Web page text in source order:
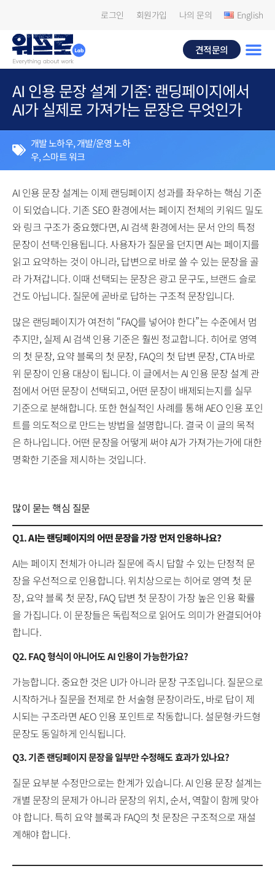
로그인 회원가입 나의 문의 English
견적문의
AI 인용 문장 설계 기준: 랜딩페이지에서
AI가 실제로 가져가는 문장은 무엇인가
개발 노하우,개발/운영 노하
우,스마트 워크
AI 인용 문장 설계는 이제 랜딩페이지 성과를 좌우하는 핵심 기준
이 되었습니다. 기존 SEO 환경에서는 페이지 전체의 키워드 밀도
와 링크 구조가 중요했다면, AI 검색 환경에서는 문서 안의 특정
문장이 선택·인용됩니다. 사용자가 질문을 던지면 AI는 페이지를
읽고 요약하는 것이 아니라, 답변으로 바로 쓸 수 있는 문장을 골
라 가져갑니다. 이때 선택되는 문장은 광고 문구도, 브랜드 슬로
건도 아닙니다. 질문에 곧바로 답하는 구조적 문장입니다.
많은 랜딩페이지가 여전히 “FAQ를 넣어야 한다”는 수준에서 멈
추지만, 실제 AI 검색 인용 기준은 훨씬 정교합니다. 히어로 영역
의 첫 문장, 요약 블록의 첫 문장, FAQ의 첫 답변 문장, CTA 바로
위 문장이 인용 대상이 됩니다. 이 글에서는 AI 인용 문장 설계 관
점에서 어떤 문장이 선택되고, 어떤 문장이 배제되는지를 실무
기준으로 분해합니다. 또한 현실적인 사례를 통해 AEO 인용 포인
트를 의도적으로 만드는 방법을 설명합니다. 결국 이 글의 목적
은 하나입니다. 어떤 문장을 어떻게 써야 AI가 가져가는가에 대한
명확한 기준을 제시하는 것입니다.
많이 묻는 핵심 질문
Q1.AI는 랜딩페이지의 어떤 문장을 가장 먼저 인용하나요?
AI는 페이지 전체가 아니라 질문에 즉시 답할 수 있는 단정적 문
장을 우선적으로 인용합니다. 위치상으로는 히어로 영역 첫 문
장, 요약 블록 첫 문장, FAQ 답변 첫 문장이 가장 높은 인용 확률
을 가집니다. 이 문장들은 독립적으로 읽어도 의미가 완결되어야
합니다.
Q2. FAQ 형식이 아니어도 AI 인용이 가능한가요?
가능합니다. 중요한 것은 UI가 아니라 문장 구조입니다. 질문으로
시작하거나 질문을 전제로 한 서술형 문장이라도, 바로 답이 제
시되는 구조라면 AEO 인용 포인트로 작동합니다. 설문형·카드형
문장도 동일하게 인식됩니다.
Q3. 기존 랜딩페이지 문장을 일부만 수정해도 효과가 있나요?
질문 요부분 수정만으로는 한계가 있습니다. AI 인용 문장 설계는
개별 문장의 문제가 아니라 문장의 위치, 순서, 역할이 함께 맞아
야 합니다. 특히 요약 블록과 FAQ의 첫 문장은 구조적으로 재설
계해야 합니다.